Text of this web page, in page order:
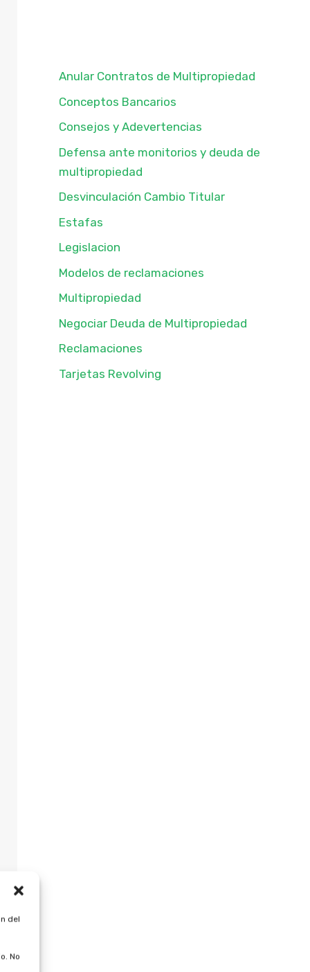
del
No
Anular Contratos de Multipropiedad
Conceptos Bancarios
Consejos y Adevertencias
Defensa ante monitorios y deuda de
multipropiedad
Desvinculación Cambio Titular
Estafas
Legislacion
Modelos de reclamaciones
Multipropiedad
Negociar Deuda de Multipropiedad
Reclamaciones
Tarjetas Revolving